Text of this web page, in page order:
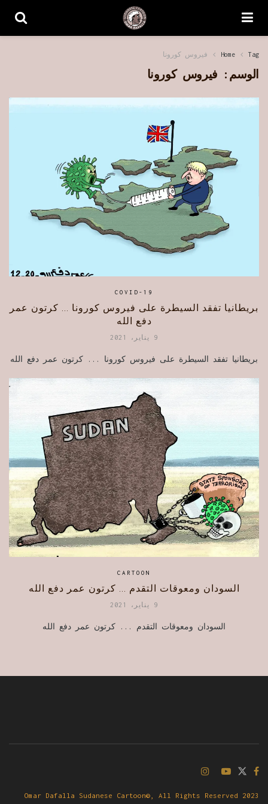
Home Tag فيروس كورونا
الوسم: فيروس كورونا
COVID-19
بريطانيا تفقد السيطرة على فيروس كورونا … كرتون عمر
دفع الله
9 يناير، 2021
بريطانيا تفقد السيطرة على فيروس كورونا ... كرتون عمر دفع الله
CARTOON
السودان ومعوقات التقدم … كرتون عمر دفع الله
9 يناير، 2021
السودان ومعوقات التقدم ... كرتون عمر دفع الله
Omar Dafalla Sudanese Cartoon©, All Rights Reserved 2023